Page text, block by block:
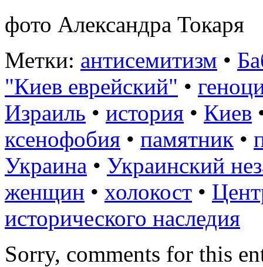
фото Александра Токаря
Метки: антисемитизм •
"Киев еврейский" •
Израиль • история • Киев
ксенофобия • памятник •
Украина • Украинский
женщин • холокост •
исторического наследия
Sorry, comments for this